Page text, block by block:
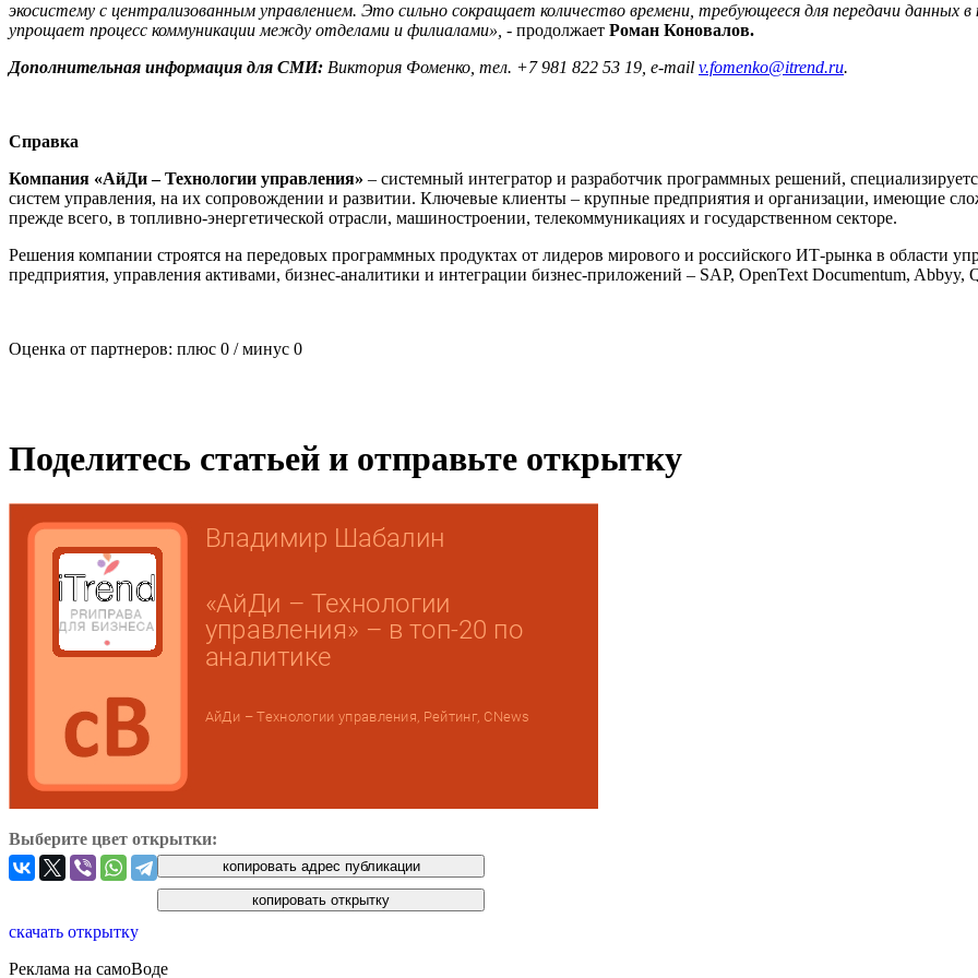
экосистему с централизованным управлением. Это сильно сокращает количество времени, требующееся для передачи данных
упрощает процесс коммуникации между отделами и филиалами», - продолжает Роман Коновалов.
Дополнительная информация для СМИ: Виктория Фоменко, тел. +7 981 822 53 19, e-mail v.fomenko@itrend.ru.
Справка
Компания «АйДи – Технологии управления» – системный интегратор и разработчик программных решений,
систем управления, на их сопровождении и развитии. Ключевые клиенты – крупные предприятия и организации, имеющие
прежде всего, в топливно-энергетической отрасли, машиностроении, телекоммуникациях и государственном секторе.
Решения компании строятся на передовых программных продуктах от лидеров мирового и российского ИТ-рынка в области
предприятия, управления активами, бизнес-аналитики и интеграции бизнес-приложений – SAP, OpenText Documentum, Abbyy,
Оценка от партнеров: плюс 0 / минус 0
Поделитесь статьей и отправьте открытку
Выберите цвет открытки:
скачать открытку
Реклама на самоВоде